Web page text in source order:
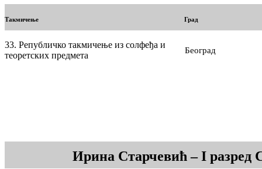
Такмичење Град
33. Републичко такмичење из солфеђа и
теоретских предмета
Београд
Ирина Старчевић – I